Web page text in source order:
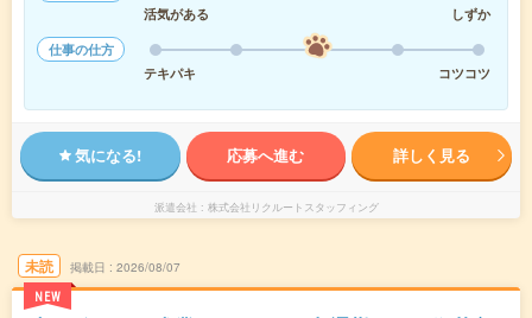
活気がある
しずか
仕事の仕方
テキパキ
コツコツ
気になる! 応募へ進む 詳しく見る
派遣会社 株式会社リクルートスタッフィング
未読
NEW
掲載日 2026/08/07